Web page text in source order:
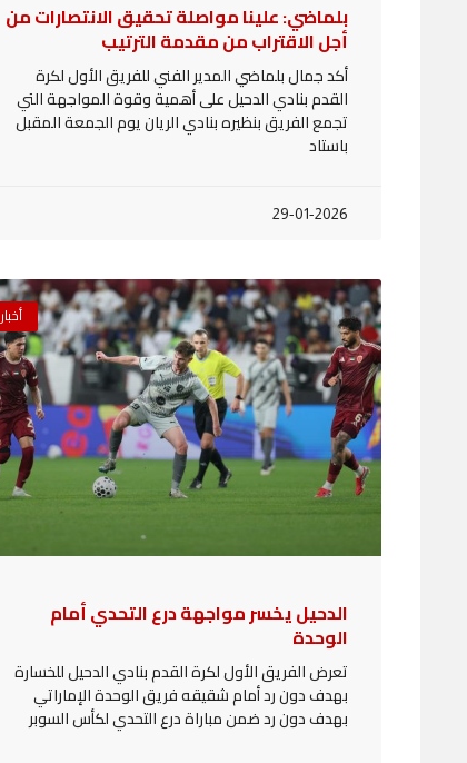
بلماضي: علينا مواصلة تحقيق الانتصارات من
أجل الاقتراب من مقدمة الترتيب
أكد جمال بلماضي المدير الفني للفريق الأول لكرة
القدم بنادي الدحيل على أهمية وقوة المواجهة التي
تجمع الفريق بنظيره بنادي الريان يوم الجمعة المقبل
باستاد
29-01-2026
أخبار
الدحيل يخسر مواجهة درع التحدي أمام
الوحدة
تعرض الفريق الأول لكرة القدم بنادي الدحيل للخسارة
بهدف دون رد أمام شقيقه فريق الوحدة الإماراتي
بهدف دون رد ضمن مباراة درع التحدي لكأس السوبر